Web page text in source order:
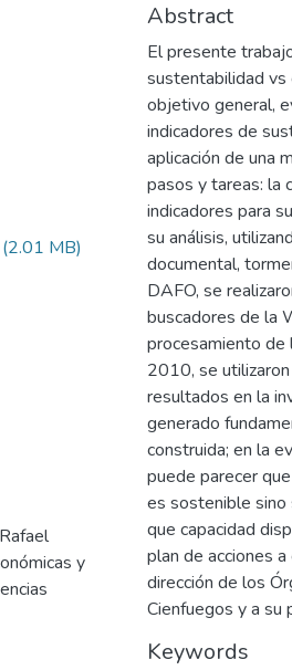
MB)
y
Abstract
El presente
sustentabilidad vs
objetivo general,
indicadores de
aplicación de una
pasos y tareas: la
indicadores para
su análisis,
documental,
DAFO, se
buscadores de la
procesamiento
2010, se
resultados en la
generado
construida; en la
puede parecer
es sostenible sino
que capacidad
plan de acciones
dirección de los
Cienfuegos y a su
Keywords